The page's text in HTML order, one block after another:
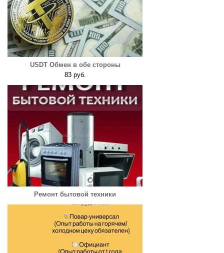
USDT Обмен в обе стороны
83 руб.
Ремонт бытовой техники